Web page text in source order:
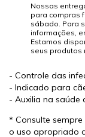
Nossas
para compras
sábado. Para
informações,
Estamos
seus produtos
- Controle das
- Indicado para
- Auxilia na saúde
* Consulte
o uso apropriado